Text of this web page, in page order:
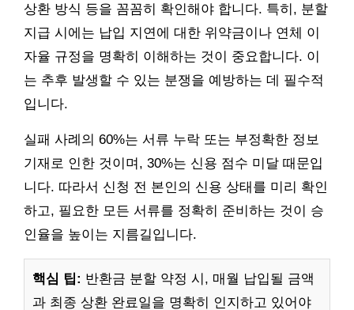
상환 방식 등을 꼼꼼히 확인해야 합니다. 특히, 분할
지급 시에는 납입 지연에 대한 위약금이나 연체 이
자율 규정을 명확히 이해하는 것이 중요합니다. 이
는 추후 발생할 수 있는 분쟁을 예방하는 데 필수적
입니다.
실패 사례의 60%는 서류 누락 또는 부정확한 정보
기재로 인한 것이며, 30%는 신용 점수 미달 때문입
니다. 따라서 신청 전 본인의 신용 상태를 미리 확인
하고, 필요한 모든 서류를 정확히 준비하는 것이 승
인율을 높이는 지름길입니다.
핵심 팁: 반환금 분할 약정 시, 매월 납입될 금액
과 최종 상환 완료일을 명확히 인지하고 있어야